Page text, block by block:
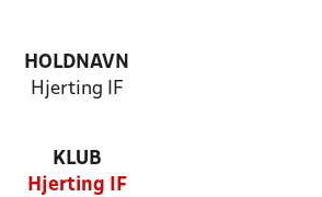
HOLDNAVN
Hjerting IF
KLUB
Hjerting IF